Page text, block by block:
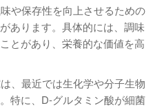
や保存性を向上させるための
あります。具体的には、調味
とがあり、栄養的な価値を高
、最近では生化学や分子生物
特に、D-グルタミン酸が細菌